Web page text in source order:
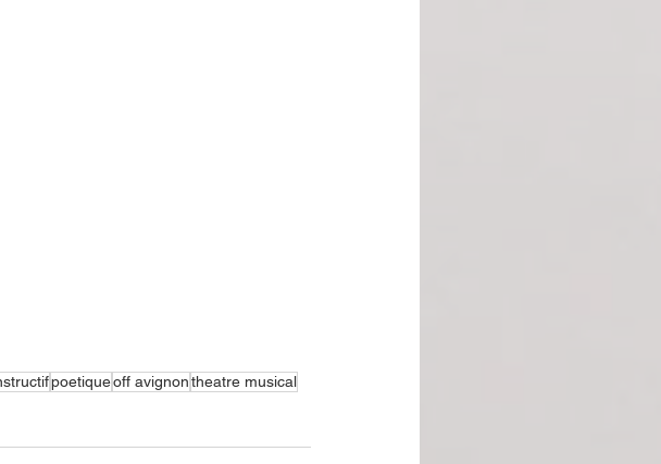
poetiqueoff avignontheatre musical